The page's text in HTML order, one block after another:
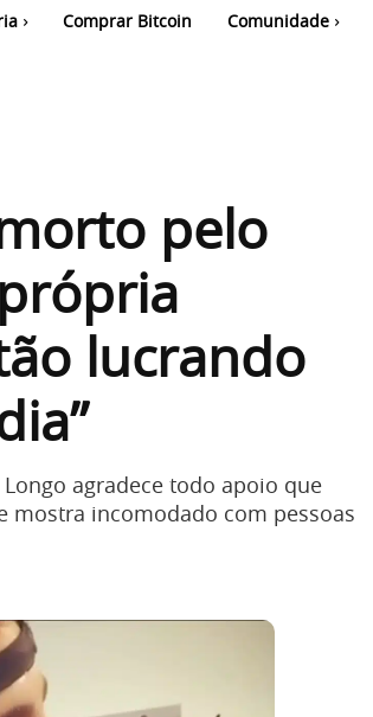
Comprar Bitcoin Comunidade
pelo
lucrando
agradece todo apoio que
mostra incomodado com pessoas